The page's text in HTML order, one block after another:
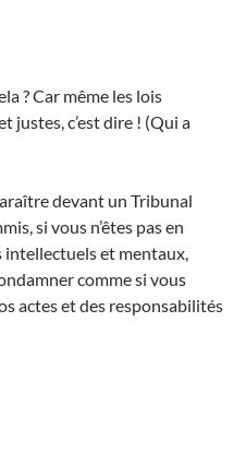
? Car même les lois
justes, c’est dire ! (Qui a
devant un Tribunal
si vous n’êtes pas en
intellectuels et mentaux,
comme si vous
actes et des responsabilités